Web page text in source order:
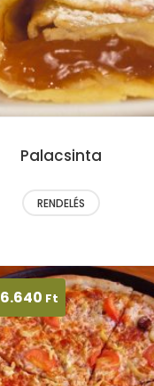
Palacsinta
RENDELÉS
6.640 Ft